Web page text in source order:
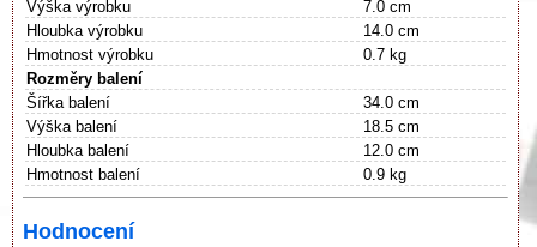
Výška výrobku
7.0 cm
Hloubka výrobku
14.0 cm
Hmotnost výrobku
0.7 kg
Rozměry balení
Šířka balení
34.0 cm
Výška balení
18.5 cm
Hloubka balení
12.0 cm
Hmotnost balení
0.9 kg
Hodnocení